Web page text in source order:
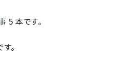
5 本です。
。